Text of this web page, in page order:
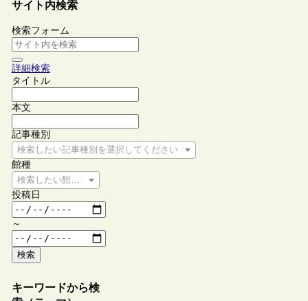
サイト内検索
検索フォーム
詳細検索
タイトル
本文
記事種別
検索したい記事種別を選択してください
館種
検索したい館種を選択してください
投稿日
～
検索
キーワードから検